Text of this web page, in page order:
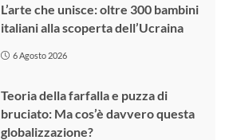
L’arte che unisce: oltre 300 bambini
italiani alla scoperta dell’Ucraina
6 Agosto 2026
Teoria della farfalla e puzza di
bruciato: Ma cos’è davvero questa
globalizzazione?